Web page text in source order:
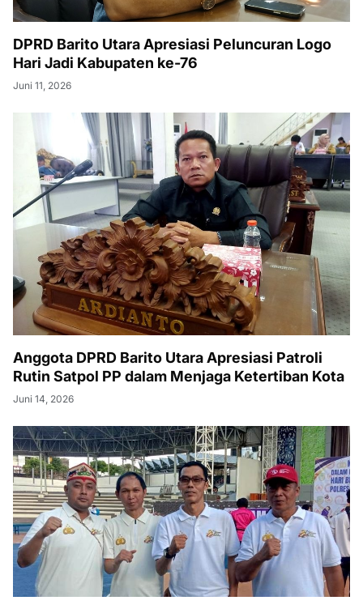
DPRD Barito Utara Apresiasi Peluncuran Logo
Hari Jadi Kabupaten ke-76
Juni 11, 2026
Anggota DPRD Barito Utara Apresiasi Patroli
Rutin Satpol PP dalam Menjaga Ketertiban Kota
Juni 14, 2026